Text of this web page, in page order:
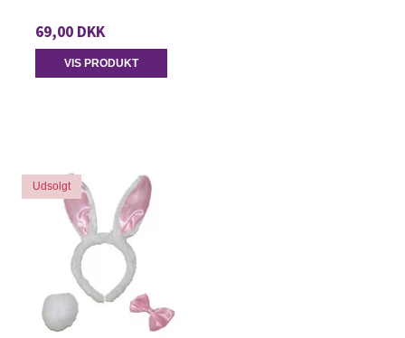
69,00 DKK
VIS PRODUKT
Udsolgt